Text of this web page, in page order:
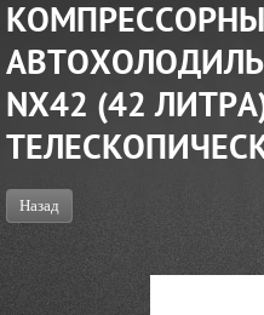
ЖМИ
ПОДРОБНОСТИ...
NX42 (42
Назад